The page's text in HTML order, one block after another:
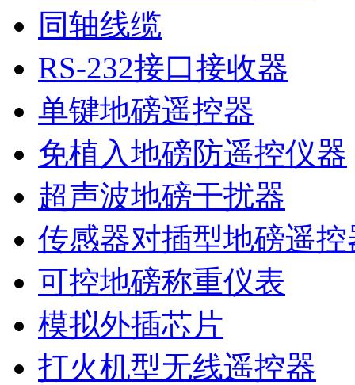
同轴线缆
RS-232接口接收器
单键地磅遥控器
免植入地磅防遥控仪器
超声波地磅干扰器
传感器对插型地磅遥控
可控地磅称重仪表
模拟外插芯片
打火机型无线遥控器